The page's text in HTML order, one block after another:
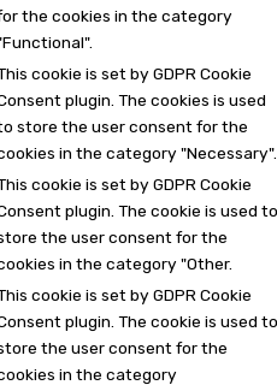
the cookies in the category
cookie is set by GDPR Cookie
plugin. The cookies is used
store the user consent for the
in the category "Necessary".
cookie is set by GDPR Cookie
plugin. The cookie is used to
the user consent for the
in the category "Other.
cookie is set by GDPR Cookie
plugin. The cookie is used to
the user consent for the
in the category